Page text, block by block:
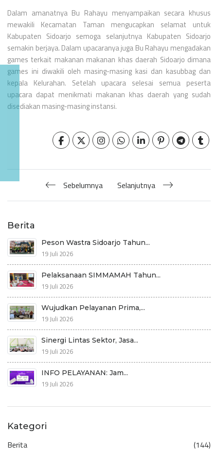
Dalam amanatnya Bu Rahayu menyampaikan secara khusus
mewakili Kecamatan Taman mengucapkan selamat untuk
Kabupaten Sidoarjo semoga selanjutnya Kabupaten Sidoarjo
semakin berjaya. Dalam upacaranya juga Bu Rahayu mengadakan
games terkait makanan makanan khas daerah Sidoarjo dimana
games ini diwakili oleh masing-masing kasi dan kasubbag dan
kepala Kelurahan. Setelah upacara selesai semua peserta
upacara dapat menikmati makanan khas daerah yang sudah
disediakan masing-masing instansi.
Sebelumnya Selanjutnya
Berita
Peson Wastra Sidoarjo Tahun...
19 Juli 2026
Pelaksanaan SIMMAMAH Tahun...
19 Juli 2026
Wujudkan Pelayanan Prima,...
19 Juli 2026
Sinergi Lintas Sektor, Jasa...
19 Juli 2026
INFO PELAYANAN: Jam...
19 Juli 2026
Kategori
Berita (144)